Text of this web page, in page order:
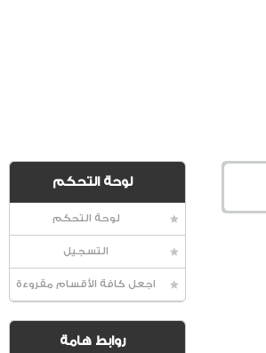
لوحة التحكم
لوحة التحكم
التسجيل
اجعل كافة الأقسام مقروءة
روابط هامة